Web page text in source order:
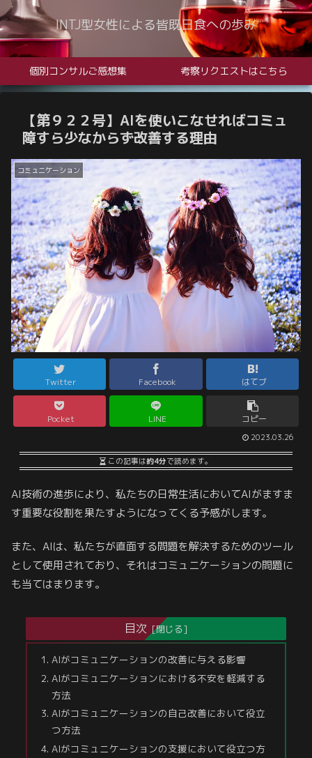
INTJ型女性による皆既日食への歩み
個別コンサルご感想集 考察リクエストはこちら
【第９２２号】AIを使いこなせればコミュ
障すら少なからず改善する理由
コミュニケーション
Twitter Facebook はてブ
Pocket LINE コピー
2023.03.26
この記事は約4分で読めます。
AI技術の進歩により、私たちの日常生活においてAIがますま
す重要な役割を果たすようになってくる予感がします。
また、AIは、私たちが直面する問題を解決するためのツール
として使用されており、それはコミュニケーションの問題に
も当てはまります。
目次
AIがコミュニケーションの改善に与える影響
AIがコミュニケーションにおける不安を軽減する
方法
AIがコミュニケーションの自己改善において役立
つ方法
AIがコミュニケーションの支援において役立つ方